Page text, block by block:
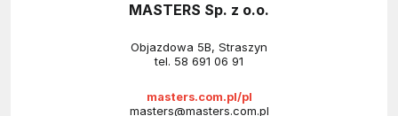
MASTERS Sp. z o.o.
Objazdowa 5B, Straszyn
tel. 58 691 06 91
masters.com.pl/pl
masters@masters.com.pl